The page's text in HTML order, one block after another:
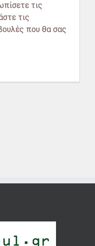
τις
τις
που θα σας